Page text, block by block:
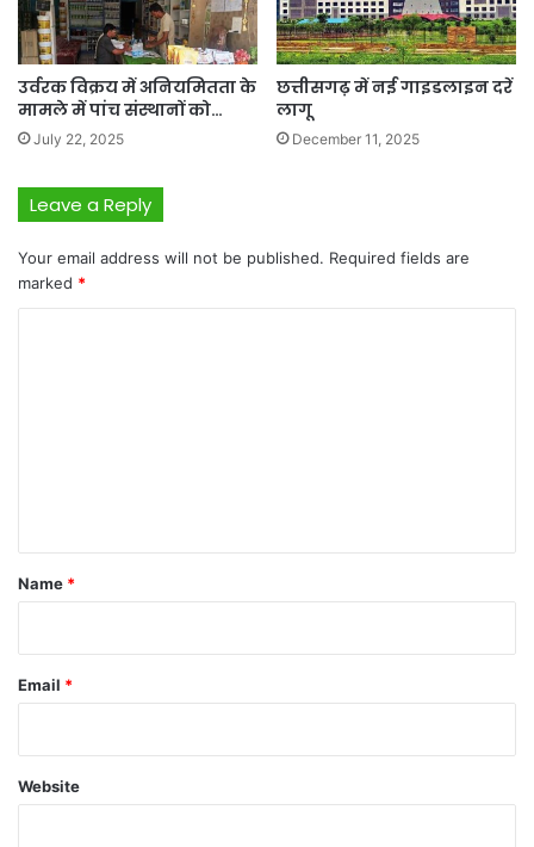
उर्वरक विक्रय में अनियमितता के
मामले में पांच संस्थानों को…
July 22, 2025
छत्तीसगढ़ में नई गाइडलाइन दरें
लागू
December 11, 2025
Leave a Reply
Your email address will not be published. Required fields are
marked *
*
Name *
Email *
Website